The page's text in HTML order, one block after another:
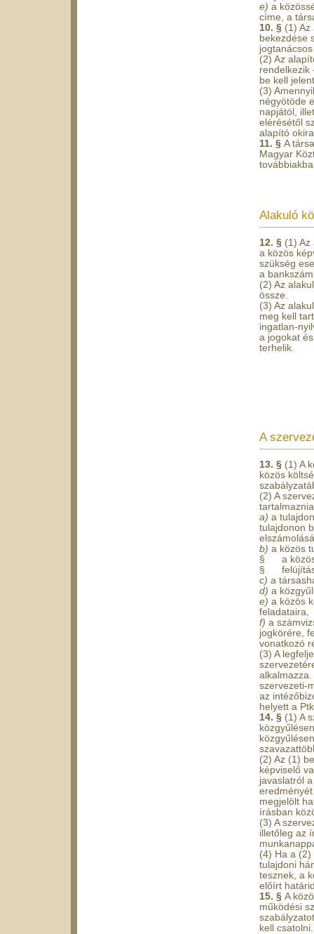
e) a
címe, a
10. § (1)
bekezdése
(2) Az
rendelkezik
be kell
(3)
négyötöde
napjától,
elérésétől
alapító
11. § A
Magyar
Alakuló
12. § (1) Az
a közös
szükség
a
(2) Az
össze.
(3) Az
meg kell
ingatlan-
a jogokat
terhelik.
A
13. § (1) A
közös
(2) A
a) a
tulajdonon
b) a közös
§ a közös
§ felújítási
c) a
d) a
e) a közös
feladataira,
f) a
jogkörére,
vonatkozó
(3) A
szervezeti-
az
helyett a
14. § (1) A
(2) Az (1)
képviselő
javaslatról
megjelölt
írásban
(3) A
illetőleg az
(4) Ha a
tulajdoni
tesznek, a
előírt
15. § A
működési
kell csatolni.